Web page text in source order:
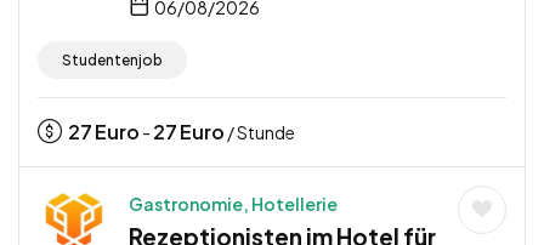
06/08/2026
Studentenjob
27Euro - 27Euro / Stunde
Gastronomie, Hotellerie
Rezeptionisten im Hotel für